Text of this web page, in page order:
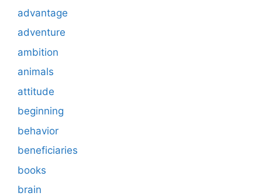
advantage
adventure
ambition
animals
attitude
beginning
behavior
beneficiaries
books
brain